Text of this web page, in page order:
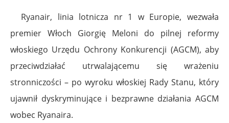
Ryanair, linia lotnicza nr 1 w Europie, wezwała
premier Włoch Giorgię Meloni do pilnej reformy
włoskiego Urzędu Ochrony Konkurencji (AGCM), aby
przeciwdziałać utrwalającemu się wrażeniu
stronniczości – po wyroku włoskiej Rady Stanu, który
ujawnił dyskryminujące i bezprawne działania AGCM
wobec Ryanaira.